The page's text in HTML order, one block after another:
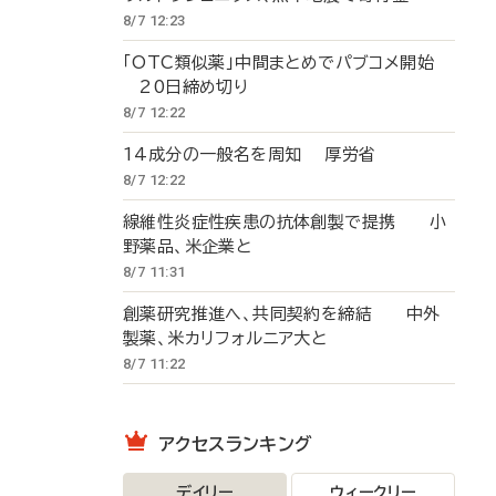
8/7 12:23
「OTC類似薬」中間まとめでパブコメ開始
20日締め切り
8/7 12:22
14成分の一般名を周知 厚労省
8/7 12:22
線維性炎症性疾患の抗体創製で提携 小
野薬品、米企業と
8/7 11:31
創薬研究推進へ、共同契約を締結 中外
製薬、米カリフォルニア大と
8/7 11:22
アクセスランキング
デイリー ウィークリー